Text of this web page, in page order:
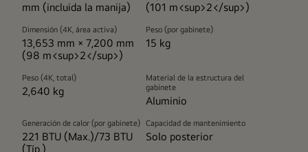
mm (incluida la manija)
(101 m<sup>2</sup>)
Dimensión (4K, área activa)
13,653 mm × 7,200 mm
(98 m<sup>2</sup>)
Peso (por gabinete)
15 kg
Peso (4K, total)
2,640 kg
Material de la estructura del
gabinete
Aluminio
Generación de calor (por gabinete)
221 BTU (Max.)/73 BTU
(Típ.)
Capacidad de mantenimiento
Solo posterior